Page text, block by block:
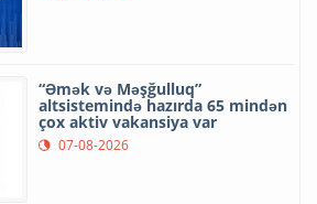
“Əmək və Məşğulluq”
altsistemində hazırda 65 mindən
çox aktiv vakansiya var
07-08-2026